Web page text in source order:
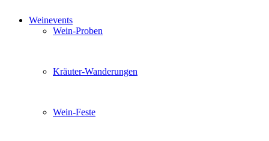
Weinevents
Wein-Proben
Kräuter-Wanderungen
Wein-Feste